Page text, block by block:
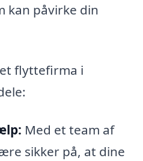
kan påvirke din
flyttefirma i
Med et team af
sikker på, at dine